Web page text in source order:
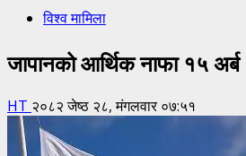
विश्व मामिला
जापानको आर्थिक नाफा १५
HT २०८२ जेष्ठ २८, मंगलवार ०७:५१